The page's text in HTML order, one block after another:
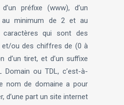
préfixe (www), d’un
au minimum de 2 et au
qui sont des
ou des chiffres de (0 à
d’un tiret, et d’un suffixe
Domain ou TDL, c’est-à-
nom de domaine a pour
d’une part un site internet